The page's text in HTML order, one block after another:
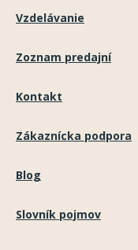
Vzdelávanie
Zoznam predajní
Kontakt
Zákaznícka podpora
Blog
Slovník pojmov